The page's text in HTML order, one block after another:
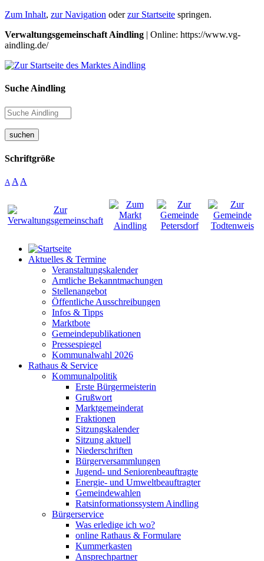
Zum Inhalt, zur Navigation oderzur Startseite springen.
Verwaltungsgemeinschaft Aindling | Online: https://www.vg-
aindling.de/
Suche Aindling
suchen
Schriftgröße
A A A
Aktuelles & Termine
Veranstaltungskalender
Amtliche Bekanntmachungen
Stellenangebot
Öffentliche Ausschreibungen
Infos & Tipps
Marktbote
Gemeindepublikationen
Pressespiegel
Kommunalwahl 2026
Rathaus & Service
Kommunalpolitik
Erste Bürgermeisterin
Grußwort
Marktgemeinderat
Fraktionen
Sitzungskalender
Sitzung aktuell
Niederschriften
Bürgerversammlungen
Jugend- und Seniorenbeauftragte
Energie- und Umweltbeauftragter
Gemeindewahlen
Ratsinformationssystem Aindling
Bürgerservice
Was erledige ich wo?
online Rathaus & Formulare
Kummerkasten
Ansprechpartner